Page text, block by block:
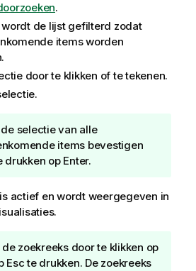
.
de lijst gefilterd zodat
items worden
door te klikken of te tekenen.
selectie van alle
items bevestigen
drukken op Enter.
actief en wordt weergegeven in
zoekreeks door te klikken op
Esc te drukken. De zoekreeks